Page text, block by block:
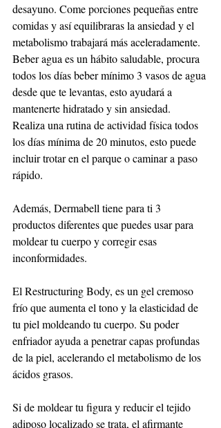
desayuno. Come porciones pequeñas entre
comidas y así equilibraras la ansiedad y el
metabolismo trabajará más aceleradamente.
Beber agua es un hábito saludable, procura
todos los días beber mínimo 3 vasos de agua
desde que te levantas, esto ayudará a
mantenerte hidratado y sin ansiedad.
Realiza una rutina de actividad física todos
los días mínima de 20 minutos, esto puede
incluir trotar en el parque o caminar a paso
rápido.
Además, Dermabell tiene para ti 3
productos diferentes que puedes usar para
moldear tu cuerpo y corregir esas
inconformidades.
El Restructuring Body, es un gel cremoso
frío que aumenta el tono y la elasticidad de
tu piel moldeando tu cuerpo. Su poder
enfriador ayuda a penetrar capas profundas
de la piel, acelerando el metabolismo de los
ácidos grasos.
Si de moldear tu figura y reducir el tejido
adiposo localizado se trata, el afirmante